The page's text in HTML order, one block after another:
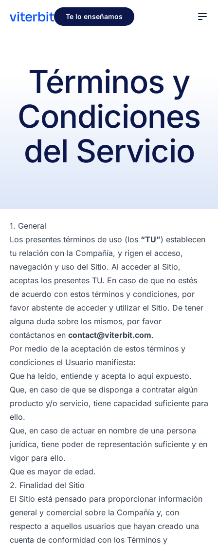
Te lo enseñamos
Términos y
Condiciones
del Servicio
1. General
Los presentes términos de uso (los “TU”) establecen
tu relación con la Compañía, y rigen el acceso,
navegación y uso del Sitio. Al acceder al Sitio,
aceptas los presentes TU. En caso de que no estés
de acuerdo con estos términos y condiciones, por
favor abstente de acceder y utilizar el Sitio. De tener
alguna duda sobre los mismos, por favor
contáctanos en contact@viterbit.com.
Por medio de la aceptación de estos términos y
condiciones el Usuario manifiesta:
Que ha leído, entiende y acepta lo aquí expuesto.
Que, en caso de que se disponga a contratar algún
producto y/o servicio, tiene capacidad suficiente para
ello.
Que, en caso de actuar en nombre de una persona
jurídica, tiene poder de representación suficiente y en
vigor para ello.
Que es mayor de edad.
2. Finalidad del Sitio
El Sitio está pensado para proporcionar información
general y comercial sobre la Compañía y, con
respecto a aquellos usuarios que hayan creado una
cuenta de conformidad con los Términos y